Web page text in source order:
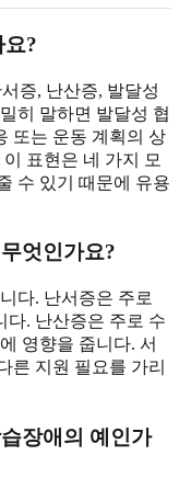
?
증, 난산증, 발달성
히 말하면 발달성 협
또는 운동 계획의 상
표현은 네 가지 모
수 있기 때문에 유용
엇인가요?
다. 난서증은 주로
다. 난산증은 주로 수
영향을 줍니다. 서
른 지원 필요를 가리
장애의 예인가